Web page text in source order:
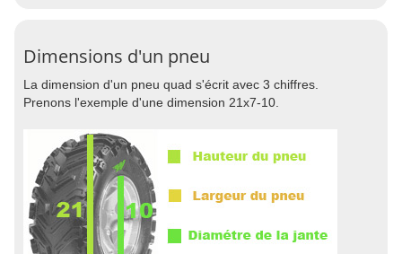
Dimensions d'un pneu
La dimension d'un pneu quad s'écrit avec 3 chiffres.
Prenons l'exemple d'une dimension 21x7-10.